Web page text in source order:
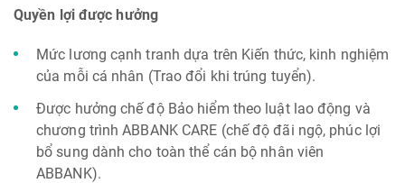
Quyền lợi được hưởng
Mức lương cạnh tranh dựa trên Kiến thức, kinh nghiệm
của mỗi cá nhân (Trao đổi khi trúng tuyển).
Được hưởng chế độ Bảo hiểm theo luật lao động và
chương trình ABBANK CARE (chế độ đãi ngộ, phúc lợi
bổ sung dành cho toàn thể cán bộ nhân viên
ABBANK).